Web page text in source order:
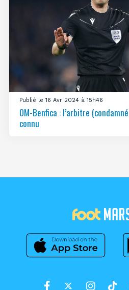
Publié le 16 Avr 2024 à 15h46
OM-Benfica : l’arbitre
connu